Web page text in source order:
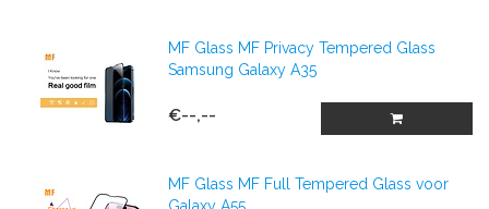
MF Glass MF Privacy Tempered Glass
Samsung Galaxy A35
€--,--
MF Glass MF Full Tempered Glass voor